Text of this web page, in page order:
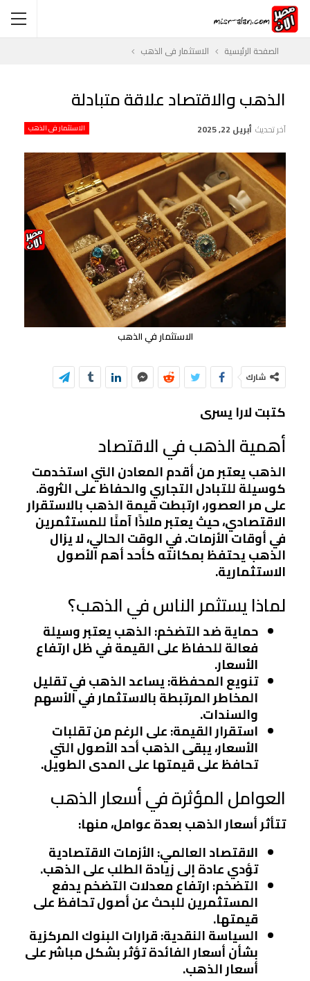
الصفحة الرئيسية الاستثمار فى الذهب
الذهب والاقتصاد علاقة متبادلة
الاستثمار فى الذهب آخر تحديث أبريل 22, 2025
الاستثمار في الذهب
شارك
كتبت لارا يسرى
أهمية الذهب في الاقتصاد
الذهب يعتبر من أقدم المعادن التي استخدمت
كوسيلة للتبادل التجاري والحفاظ على الثروة.
على مر العصور، ارتبطت قيمة الذهب بالاستقرار
الاقتصادي، حيث يعتبر ملاذًا آمنًا للمستثمرين
في أوقات الأزمات. في الوقت الحالي، لا يزال
الذهب يحتفظ بمكانته كأحد أهم الأصول
الاستثمارية.
لماذا يستثمر الناس في الذهب؟
حماية ضد التضخم: الذهب يعتبر وسيلة
فعالة للحفاظ على القيمة في ظل ارتفاع
الأسعار.
تنويع المحفظة: يساعد الذهب في تقليل
المخاطر المرتبطة بالاستثمار في الأسهم
والسندات.
استقرار القيمة: على الرغم من تقلبات
الأسعار، يبقى الذهب أحد الأصول التي
تحافظ على قيمتها على المدى الطويل.
العوامل المؤثرة في أسعار الذهب
تتأثر أسعار الذهب بعدة عوامل، منها:
الاقتصاد العالمي: الأزمات الاقتصادية
تؤدي عادة إلى زيادة الطلب على الذهب.
التضخم: ارتفاع معدلات التضخم يدفع
المستثمرين للبحث عن أصول تحافظ على
قيمتها.
السياسة النقدية: قرارات البنوك المركزية
بشأن أسعار الفائدة تؤثر بشكل مباشر على
أسعار الذهب.